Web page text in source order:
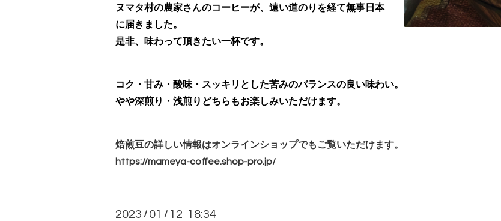
ヌマタ村の農家さんのコーヒーが、 遠い道のりを経て無事日本
に届きました。
是非、味わって頂きたい一杯です。
コク・甘み・酸味・スッキリとした苦みのバランスの良い味わい。
やや深煎り・浅煎りどちらもお楽しみいただけます。
焙煎豆の詳しい情報はオンラインショップでもご覧いただけます。
https://mameya-coffee.shop-pro.jp/
2023 / 01 / 12 18:34